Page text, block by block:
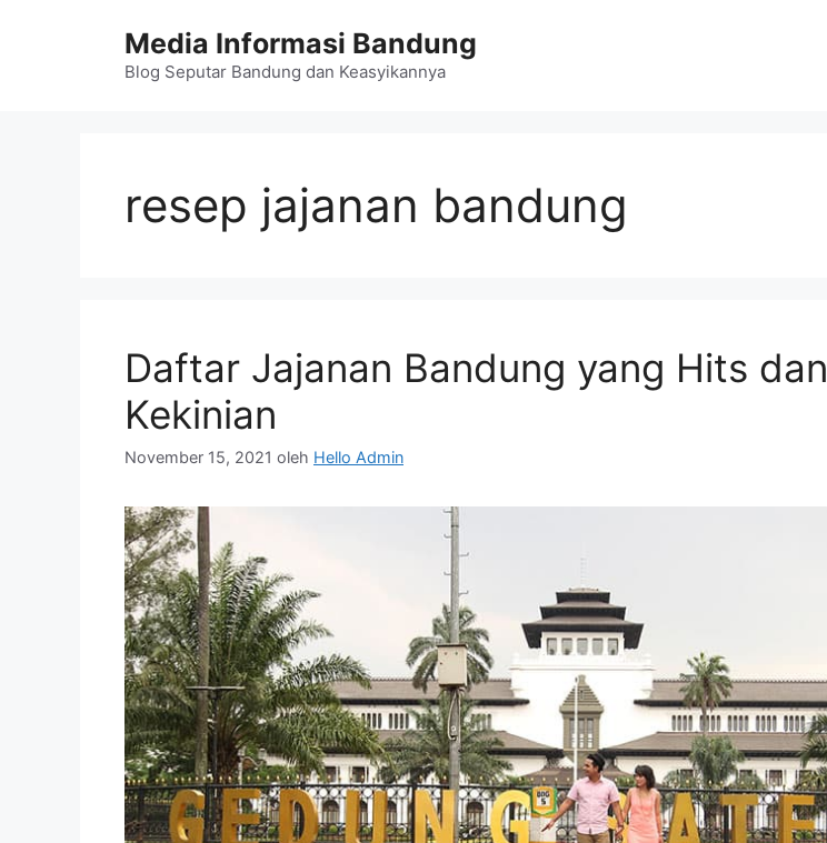
Media Informasi Bandung
Blog Seputar Bandung dan Keasyikannya
resep jajanan bandung
Daftar Jajanan Bandung yang Hits dan
Kekinian
November 15, 2021 oleh Hello Admin